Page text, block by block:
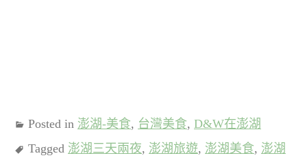
Posted in 澎湖-美食, 台灣美食, D&W在澎湖
Tagged 澎湖三天兩夜, 澎湖旅遊, 澎湖美食, 澎湖